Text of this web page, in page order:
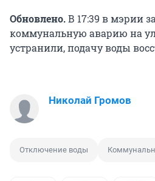
Обновлено.В 17:39 в мэрии
коммунальную аварию на
устранили, подачу воды
Николай Громов
Отключение воды